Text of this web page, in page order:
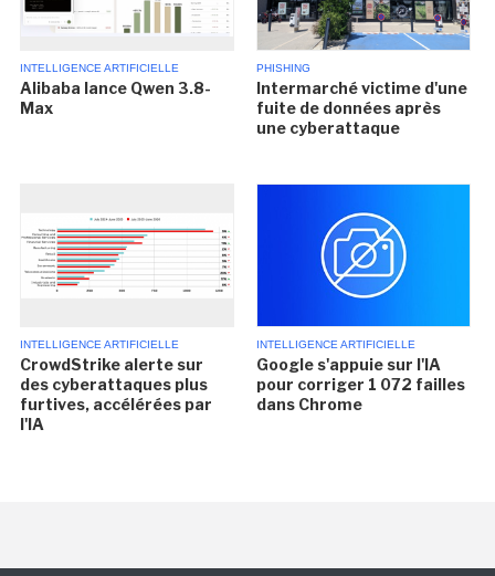
INTELLIGENCE ARTIFICIELLE
Alibaba lance Qwen 3.8-
Max
PHISHING
Intermarché victime d'une
fuite de données après
une cyberattaque
INTELLIGENCE ARTIFICIELLE
CrowdStrike alerte sur
des cyberattaques plus
furtives, accélérées par
l'IA
INTELLIGENCE ARTIFICIELLE
Google s'appuie sur l'IA
pour corriger 1 072 failles
dans Chrome